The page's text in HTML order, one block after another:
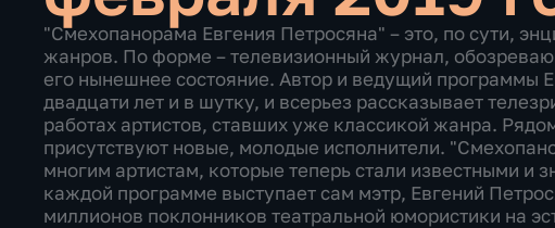
"Смехопанорама Евгения Петросяна" – это, по сути,
жанров. По форме – телевизионный журнал,
его нынешнее состояние. Автор и ведущий программы
двадцати лет и в шутку, и всерьез рассказывает
работах артистов, ставших уже классикой жанра.
присутствуют новые, молодые исполнители.
многим артистам, которые теперь стали известными и
каждой программе выступает сам мэтр, Евгений
миллионов поклонников театральной юмористики на